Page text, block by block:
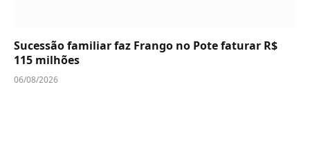
Sucessão familiar faz Frango no Pote faturar R$
115 milhões
06/08/2026